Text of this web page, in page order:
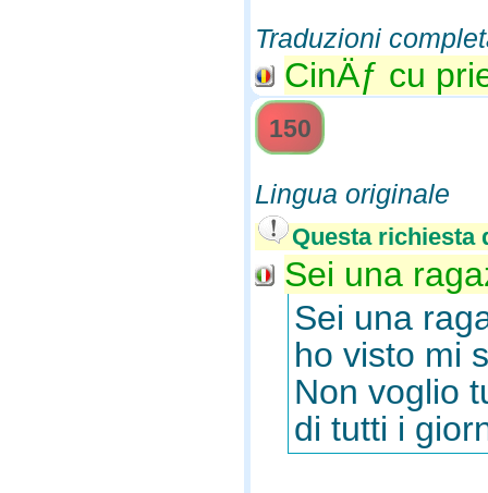
Traduzioni
CinÄƒ cu
150
Lingua originale
Questa richiesta
Sei una
Sei una
ho visto mi
Non voglio
di tutti i